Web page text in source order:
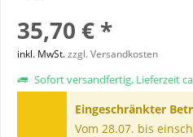
35,70 € *
inkl. MwSt.zzgl. Versandkosten
Sofort versandfertig, Lieferzeit
Eingeschränkter
Vom 28.07. bis